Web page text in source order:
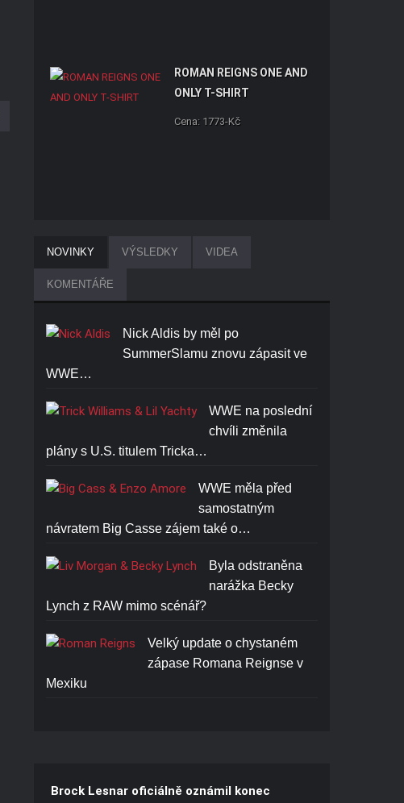
ROMAN REIGNS ONE AND
ONLY T-SHIRT
Cena: 1773-Kč
NOVINKY VÝSLEDKY VIDEA
KOMENTÁŘE
Nick Aldis by měl po
SummerSlamu znovu zápasit ve
WWE…
WWE na poslední
chvíli změnila
plány s U.S. titulem Tricka…
WWE měla před
samostatným
návratem Big Casse zájem také o…
Byla odstraněna
narážka Becky
Lynch z RAW mimo scénář?
Velký update o chystaném
zápase Romana Reignse v
Mexiku
Brock Lesnar oficiálně oznámil konec